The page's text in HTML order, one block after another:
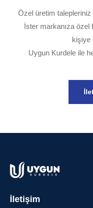
Özel üretim
İster markanıza
kişiye
Uygun Kurdele ile
İletişim